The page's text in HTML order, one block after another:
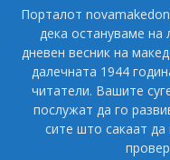
Порталот
дека остануваме на
дневен весник на
далечната 1944
читатели. Вашите
послужат да го
сите што сакаат